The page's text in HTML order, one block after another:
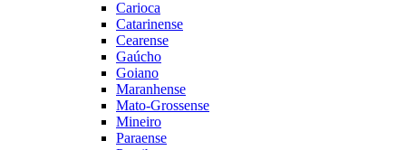
Carioca
Catarinense
Cearense
Gaúcho
Goiano
Maranhense
Mato-Grossense
Mineiro
Paraense